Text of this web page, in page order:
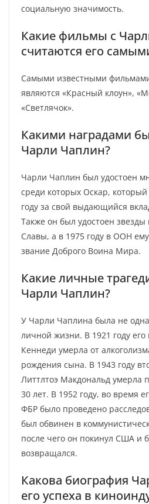
социальную значимость.
Какие фильмы с
считаются его
Самыми известными
являются «Красный клоун»,
«Светлячок».
Какими наградами
Чарли Чаплин?
Чарли Чаплин был удостоен
среди которых Оскар,
году за свой выдающийся
Также он был удостоен звезды
Славы, а в 1975 году в ООН
звание Доброго Воина Мира.
Какие личные
Чарли Чаплин?
У Чарли Чаплина была не одна
личной жизни. В 1921 году
Кеннеди умерла от
рождения сына. В 1943 году
Литтлтоэ Макдональд умерла
30 лет. В 1952 году, во время
ФБР было проведено
был обвинен в
после чего он покинул США и
возвращался.
Какова биография
его успеха в